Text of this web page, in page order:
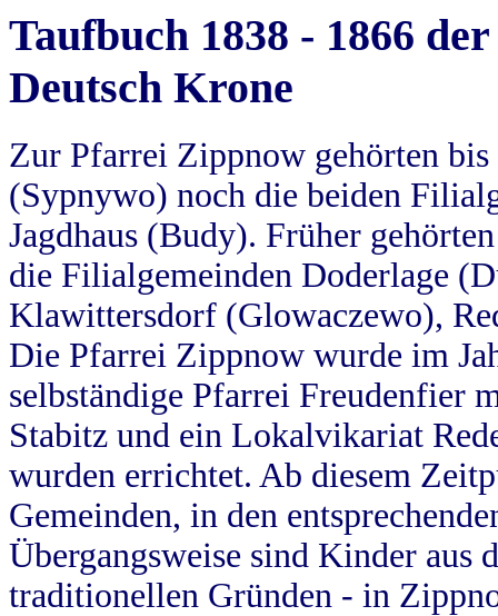
Taufbuch 1838 - 1866
Deutsch Krone
Zur Pfarrei Zippnow gehörten
(Sypnywo) noch die beiden
Jagdhaus (Budy). Früher
die Filialgemeinden Doderlage
Klawittersdorf (Glowaczewo),
Die Pfarrei Zippnow wurde im
selbständige Pfarrei Freudenfier
Stabitz und ein Lokalvikariat
wurden errichtet. Ab diesem
Gemeinden, in den
Übergangsweise sind Kinder aus
traditionellen Gründen - in